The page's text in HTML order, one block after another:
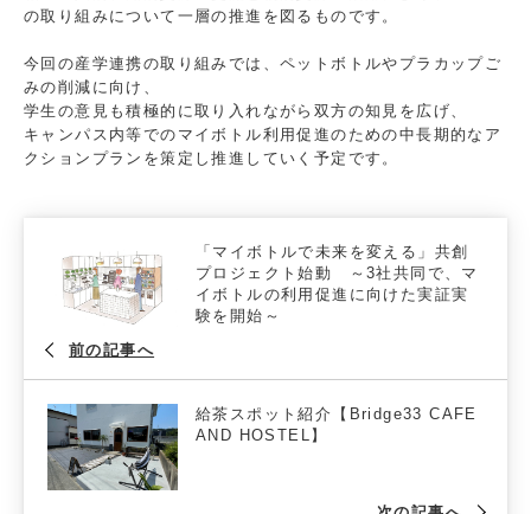
の取り組みについて一層の推進を図るものです。
今回の産学連携の取り組みでは、ペットボトルやプラカップご
みの削減に向け、
学生の意見も積極的に取り入れながら双方の知見を広げ、
キャンパス内等でのマイボトル利用促進のための中長期的なア
クションプランを策定し推進していく予定です。
「マイボトルで未来を変える」共創
プロジェクト始動 ～3社共同で、マ
イボトルの利用促進に向けた実証実
験を開始～
前の記事へ
給茶スポット紹介【Bridge33 CAFE
AND HOSTEL】